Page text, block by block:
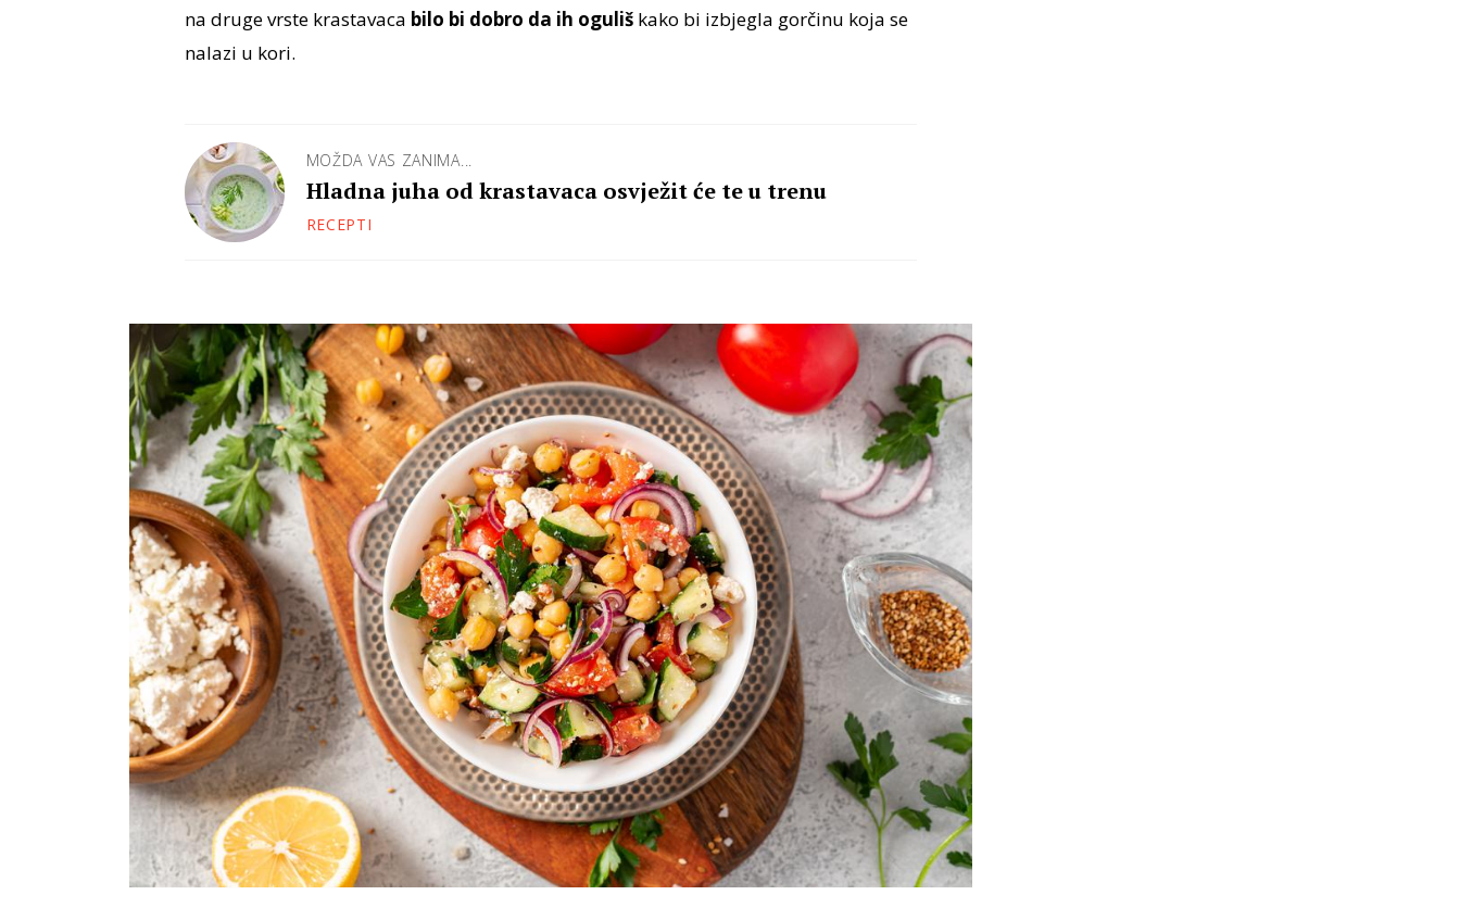
na druge vrste krastavaca bilo bi dobro da ih oguliškako bi izbjegla gorčinu koja se
nalazi u kori.
MOŽDA VAS ZANIMA...
Hladna juha od krastavaca osvježit će te u trenu
RECEPTI